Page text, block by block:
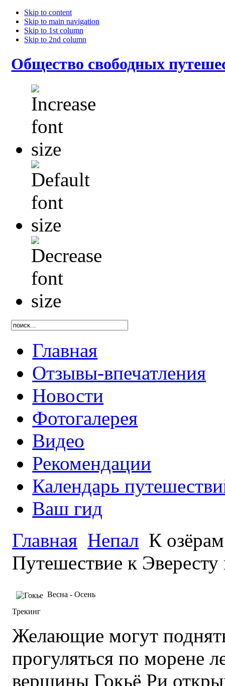
Skip to content
Skip to main navigation
Skip to 1st column
Skip to 2nd column
Общество свободных
Главная
Отзывы-впечатления
Новости
Фотогалерея
Видео
Рекомендации
Календарь
Ваш гид
Главная Непал К
Путешествие к Эвересту
Весна - Осень
Трекинг
Желающие могут
прогуляться по морене
вершины Гокьё Ри